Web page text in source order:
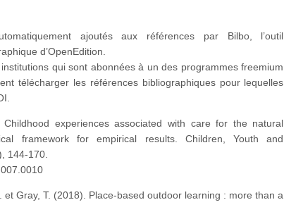
ajoutés aux références par Bilbo, l’outil
d’OpenEdition.
qui sont abonnées à un des programmes freemium
télécharger les références bibliographiques pour lequelles
experiences associated with care for the natural
framework for empirical results. Children, Youth and
144-170.
et Gray, T. (2018). Place-based outdoor learning : more than a